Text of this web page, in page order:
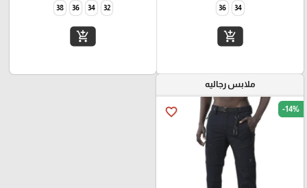
34
36
add_shopping_cart
32
34
36
38
add_shopping_cart
ملابس رجاليه
favorite_border -14%